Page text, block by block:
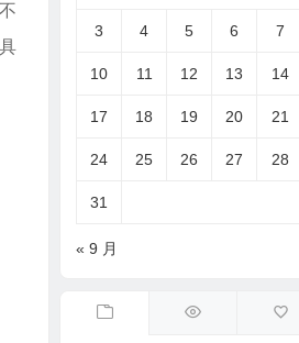
3 4 5 6 7
10 11 12 13 14
17 18 19 20 21
24 25 26 27 28
31
« 9 月